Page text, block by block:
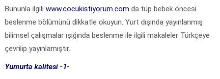
Bununla ilgili www.cocukistiyorum.com da tüp bebek öncesi
beslenme bölümünü dikkatle okuyun. Yurt dışında yayınlanmış
bilimsel çalışmalar ışığında beslenme ile ilgili makaleler Türkçeye
çevrilip yayınlamıştır.
Yumurta kalitesi -1-